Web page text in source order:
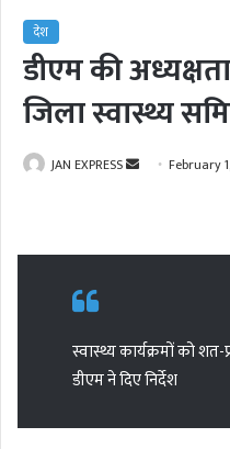
देश
डीएम की
जिला स्वास्थ्य
JAN EXPRESS
m
a
l
February
स्वास्थ्य कार्यक्रमों को
डीएम ने दिए निर्देश